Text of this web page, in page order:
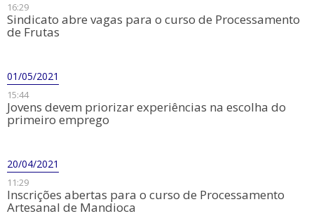
16:29
Sindicato abre vagas para o curso de Processamento
de Frutas
01/05/2021
15:44
Jovens devem priorizar experiências na escolha do
primeiro emprego
20/04/2021
11:29
Inscrições abertas para o curso de Processamento
Artesanal de Mandioca